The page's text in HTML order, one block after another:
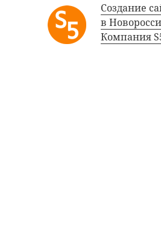
Создание
в
Компания